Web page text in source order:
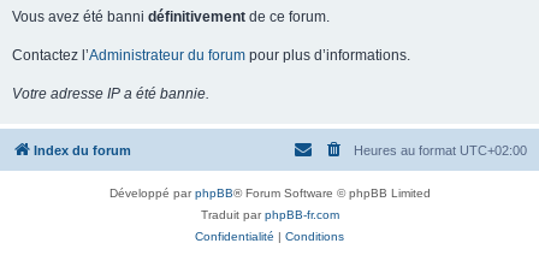
e
Vous avez été banni définitivement de ce forum.
Contactez l’Administrateur du forum pour plus d’informations.
Votre adresse IP a été bannie.
Index du forum Heures au format UTC+02:00
Développé parphpBB® Forum Software © phpBB Limited
Traduit parphpBB-fr.com
Confidentialité | Conditions